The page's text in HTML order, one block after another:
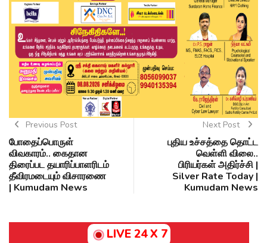
Previous Post
போதைப்பொருள்
விவகாரம்.. கைதான
திரைப்பட தயாரிப்பாளரிடம்
தீவிரமடையும் விசாரணை
| Kumudam News
Next Post
புதிய உச்சத்தை தொட்ட
வெள்ளி விலை..
பிரியர்கள் அதிர்ச்சி |
Silver Rate Today |
Kumudam News
LIVE 24 X 7